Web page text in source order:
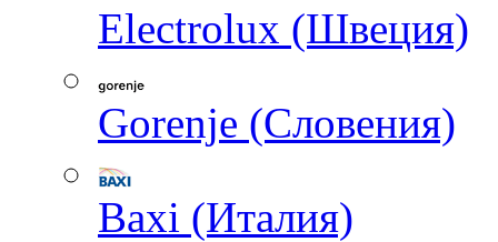
Electrolux (Швеция)
Gorenje (Словения)
Baxi (Италия)